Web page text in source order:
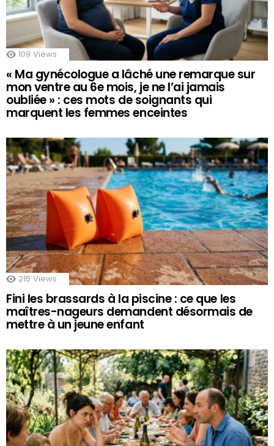
109 Views
« Ma gynécologue a lâché une remarque sur
mon ventre au 6e mois, je ne l’ai jamais
oubliée » : ces mots de soignants qui
marquent les femmes enceintes
215 Views
Fini les brassards à la piscine : ce que les
maîtres-nageurs demandent désormais de
mettre à un jeune enfant